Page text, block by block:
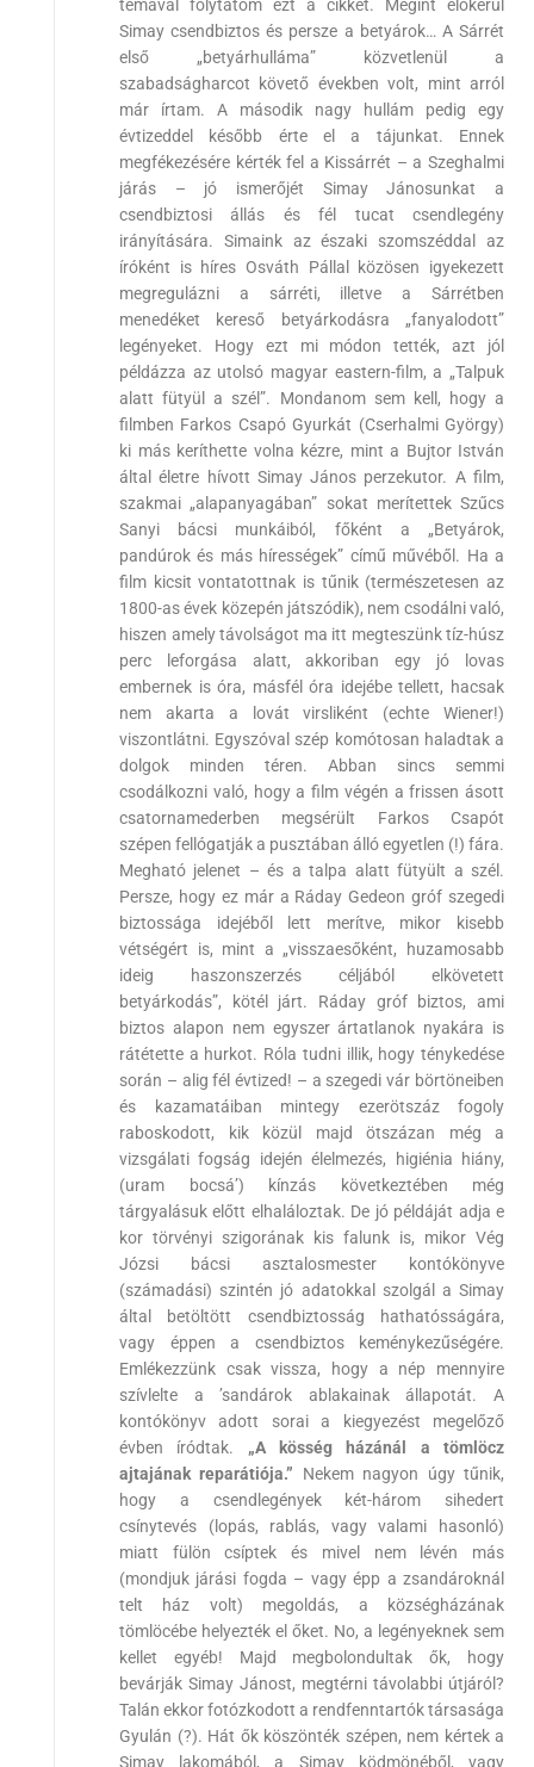
témával folytatom ezt a cikket. Megint előkerül
Simay csendbiztos és persze a betyárok… A Sárrét
első „betyárhulláma” közvetlenül a
szabadságharcot követő években volt, mint arról
már írtam. A második nagy hullám pedig egy
évtizeddel később érte el a tájunkat. Ennek
megfékezésére kérték fel a Kissárrét – a Szeghalmi
járás – jó ismerőjét Simay Jánosunkat a
csendbiztosi állás és fél tucat csendlegény
irányítására. Simaink az északi szomszéddal az
íróként is híres Osváth Pállal közösen igyekezett
megregulázni a sárréti, illetve a Sárrétben
menedéket kereső betyárkodásra „fanyalodott”
legényeket. Hogy ezt mi módon tették, azt jól
példázza az utolsó magyar eastern-film, a „Talpuk
alatt fütyül a szél”. Mondanom sem kell, hogy a
filmben Farkos Csapó Gyurkát (Cserhalmi György)
ki más keríthette volna kézre, mint a Bujtor István
által életre hívott Simay János perzekutor. A film,
szakmai „alapanyagában” sokat merítettek Szűcs
Sanyi bácsi munkáiból, főként a „Betyárok,
pandúrok és más hírességek” című művéből. Ha a
film kicsit vontatottnak is tűnik (természetesen az
1800-as évek közepén játszódik), nem csodálni való,
hiszen amely távolságot ma itt megteszünk tíz-húsz
perc leforgása alatt, akkoriban egy jó lovas
embernek is óra, másfél óra idejébe tellett, hacsak
nem akarta a lovát virsliként (echte Wiener!)
viszontlátni. Egyszóval szép komótosan haladtak a
dolgok minden téren. Abban sincs semmi
csodálkozni való, hogy a film végén a frissen ásott
csatornamederben megsérült Farkos Csapót
szépen fellógatják a pusztában álló egyetlen (!) fára.
Megható jelenet – és a talpa alatt fütyült a szél.
Persze, hogy ez már a Ráday Gedeon gróf szegedi
biztossága idejéből lett merítve, mikor kisebb
vétségért is, mint a „visszaesőként, huzamosabb
ideig haszonszerzés céljából elkövetett
betyárkodás”, kötél járt. Ráday gróf biztos, ami
biztos alapon nem egyszer ártatlanok nyakára is
rátétette a hurkot. Róla tudni illik, hogy ténykedése
során – alig fél évtized! – a szegedi vár börtöneiben
és kazamatáiban mintegy ezerötszáz fogoly
raboskodott, kik közül majd ötszázan még a
vizsgálati fogság idején élelmezés, higiénia hiány,
(uram bocsá’) kínzás következtében még
tárgyalásuk előtt elhaláloztak. De jó példáját adja e
kor törvényi szigorának kis falunk is, mikor Vég
Józsi bácsi asztalosmester kontókönyve
(számadási) szintén jó adatokkal szolgál a Simay
által betöltött csendbiztosság hathatósságára,
vagy éppen a csendbiztos keménykezűségére.
Emlékezzünk csak vissza, hogy a nép mennyire
szívlelte a ’sandárok ablakainak állapotát. A
kontókönyv adott sorai a kiegyezést megelőző
évben íródtak. „A kösség házánál a tömlöcz
ajtajának reparátiója.” Nekem nagyon úgy tűnik,
hogy a csendlegények két-három sihedert
csínytevés (lopás, rablás, vagy valami hasonló)
miatt fülön csíptek és mivel nem lévén más
(mondjuk járási fogda – vagy épp a zsandároknál
telt ház volt) megoldás, a községházának
tömlöcébe helyezték el őket. No, a legényeknek sem
kellet egyéb! Majd megbolondultak ők, hogy
bevárják Simay Jánost, megtérni távolabbi útjáról?
Talán ekkor fotózkodott a rendfenntartók társasága
Gyulán (?). Hát ők köszönték szépen, nem kértek a
Simay lakomából, a Simay ködmönéből, vagy